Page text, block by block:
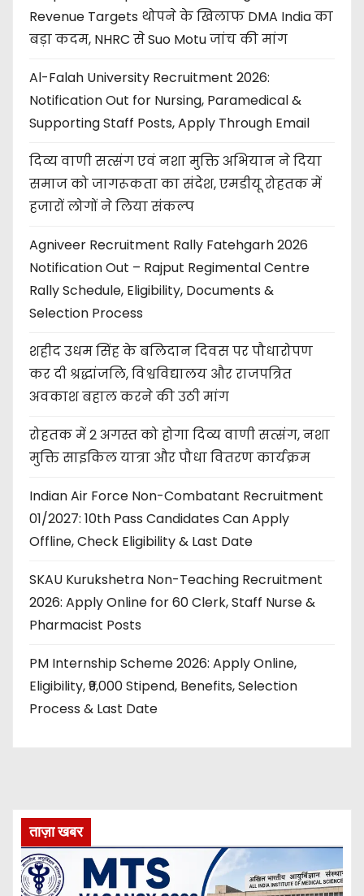
Revenue Targets थोपने के खिलाफ DMA India का
बड़ा कदम, NHRC से Suo Motu जांच की मांग
Al-Falah University Recruitment 2026:
Notification Out for Nursing, Paramedical &
Supporting Staff Posts, Apply Through Email
दिव्य वाणी सत्संग एवं नशा मुक्ति अभियान ने दिया
समाज को जागरूकता का संदेश, एमडीयू रोहतक में
हजारों लोगों ने लिया संकल्प
Agniveer Recruitment Rally Fatehgarh 2026
Notification Out – Rajput Regimental Centre
Rally Schedule, Eligibility, Documents &
Selection Process
शहीद उधम सिंह के बलिदान दिवस पर पौधारोपण
कर दी श्रद्धांजलि, विश्वविद्यालय और राजपत्रित
अवकाश बहाल करने की उठी मांग
रोहतक में 2 अगस्त को होगा दिव्य वाणी सत्संग, नशा
मुक्ति साइकिल यात्रा और पौधा वितरण कार्यक्रम
Indian Air Force Non-Combatant Recruitment
01/2027: 10th Pass Candidates Can Apply
Offline, Check Eligibility & Last Date
SKAU Kurukshetra Non-Teaching Recruitment
2026: Apply Online for 60 Clerk, Staff Nurse &
Pharmacist Posts
PM Internship Scheme 2026: Apply Online,
Eligibility, ₹9,000 Stipend, Benefits, Selection
Process & Last Date
ताज़ा खबर